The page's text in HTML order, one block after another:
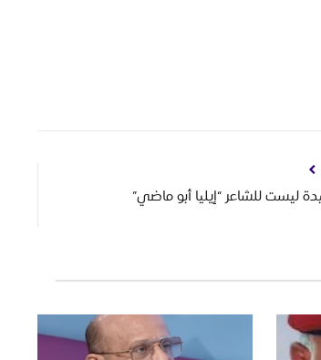
ليست للشاعر “إيليا أبو ماضي”